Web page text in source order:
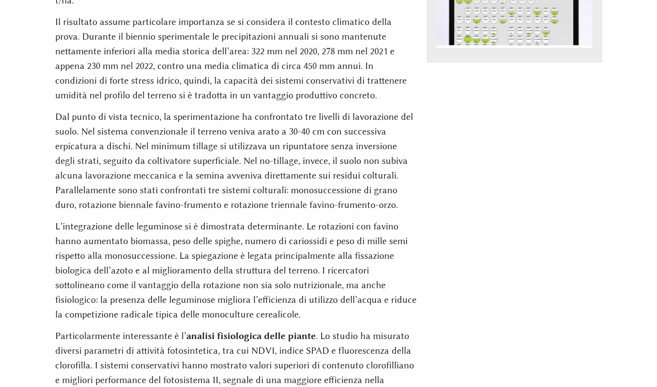
Il risultato assume particolare importanza se si considera il contesto climatico della
prova. Durante il biennio sperimentale le precipitazioni annuali si sono mantenute
nettamente inferiori alla media storica dell’area: 322 mm nel 2020, 278 mm nel 2021 e
appena 230 mm nel 2022, contro una media climatica di circa 450 mm annui. In
condizioni di forte stress idrico, quindi, la capacità dei sistemi conservativi di trattenere
umidità nel profilo del terreno si è tradotta in un vantaggio produttivo concreto.
Dal punto di vista tecnico, la sperimentazione ha confrontato tre livelli di lavorazione del
suolo. Nel sistema convenzionale il terreno veniva arato a 30-40 cm con successiva
erpicatura a dischi. Nel minimum tillage si utilizzava un ripuntatore senza inversione
degli strati, seguito da coltivatore superficiale. Nel no-tillage, invece, il suolo non subiva
alcuna lavorazione meccanica e la semina avveniva direttamente sui residui colturali.
Parallelamente sono stati confrontati tre sistemi colturali: monosuccessione di grano
duro, rotazione biennale favino-frumento e rotazione triennale favino-frumento-orzo.
L’integrazione delle leguminose si è dimostrata determinante. Le rotazioni con favino
hanno aumentato biomassa, peso delle spighe, numero di cariossidi e peso di mille semi
rispetto alla monosuccessione. La spiegazione è legata principalmente alla fissazione
biologica dell’azoto e al miglioramento della struttura del terreno. I ricercatori
sottolineano come il vantaggio della rotazione non sia solo nutrizionale, ma anche
fisiologico: la presenza delle leguminose migliora l’efficienza di utilizzo dell’acqua e riduce
la competizione radicale tipica delle monoculture cerealicole.
Particolarmente interessante è l’analisi fisiologica delle piante. Lo studio ha misurato
diversi parametri di attività fotosintetica, tra cui NDVI, indice SPAD e fluorescenza della
clorofilla. I sistemi conservativi hanno mostrato valori superiori di contenuto clorofilliano
e migliori performance del fotosistema II, segnale di una maggiore efficienza nella